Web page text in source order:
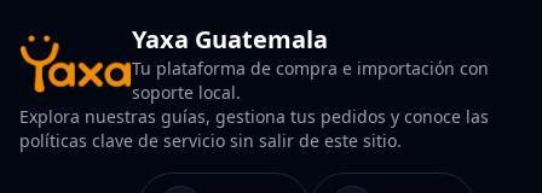
Yaxa Guatemala
Tu plataforma de compra e importación con
soporte local.
Explora nuestras guías, gestiona tus pedidos y conoce las
políticas clave de servicio sin salir de este sitio.